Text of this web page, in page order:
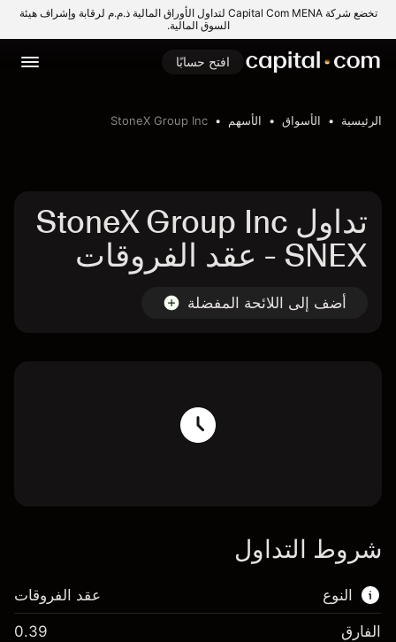
تخضع شركة Capital Com MENA لتداول الأوراق المالية ذ.م.م لرقابة وإشراف هيئة
السوق المالية.
افتح حسابًا
الرئيسية الأسواق الأسهم StoneX Group Inc
تداول StoneX Group Inc
- SNEX عقد الفروقات
أضف إلى اللائحة المفضلة
شروط التداول
النوع عقد الفروقات
الفارق 0.39